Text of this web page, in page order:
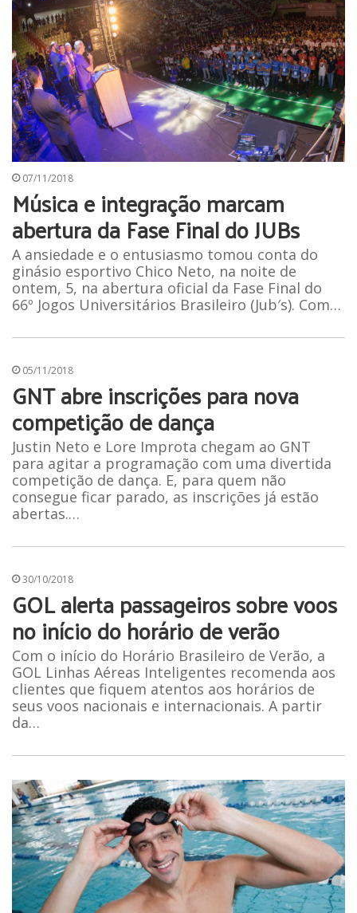
07/11/2018
Música e integração marcam
abertura da Fase Final do JUBs
A ansiedade e o entusiasmo tomou conta do
ginásio esportivo Chico Neto, na noite de
ontem, 5, na abertura oficial da Fase Final do
66º Jogos Universitários Brasileiro (Jub′s). Com…
05/11/2018
GNT abre inscrições para nova
competição de dança
Justin Neto e Lore Improta chegam ao GNT
para agitar a programação com uma divertida
competição de dança. E, para quem não
consegue ficar parado, as inscrições já estão
abertas.…
30/10/2018
GOL alerta passageiros sobre voos
no início do horário de verão
Com o início do Horário Brasileiro de Verão, a
GOL Linhas Aéreas Inteligentes recomenda aos
clientes que fiquem atentos aos horários de
seus voos nacionais e internacionais. A partir
da…